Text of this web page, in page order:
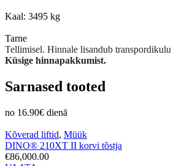
Kaal: 3495 kg
Tarne
Tellimisel. Hinnale lisandub
Küsige hinnapakkumist.
Sarnased tooted
no 16.90€ dienā
Kõverad liftid, Müük
DINO® 210XT II korvi tõstja
€86,000.00